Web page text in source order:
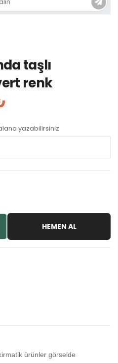
taşlı
renk
yazabilirsiniz
HEMEN AL
ürünler görselde